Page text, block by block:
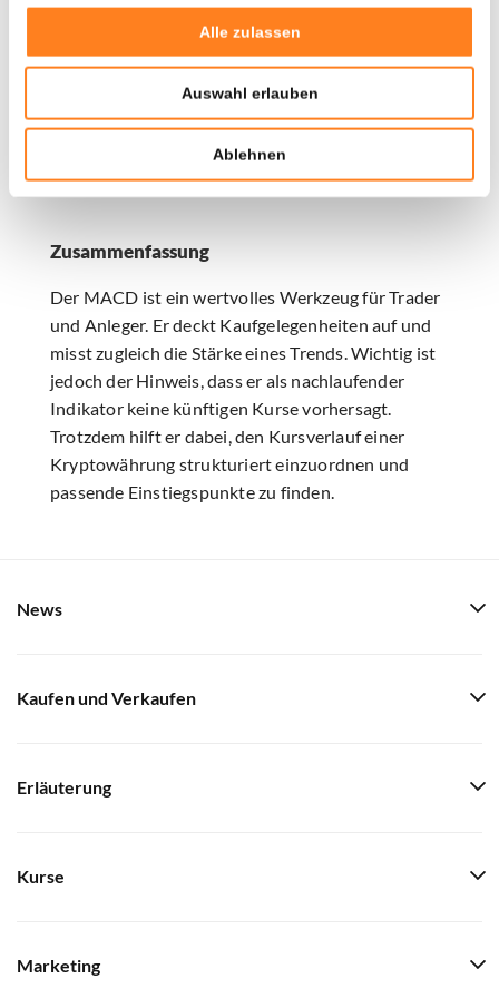
Alle zulassen
Auswahl erlauben
Ablehnen
bullische Tendenz, ein Wert darunter eine bärische.
Zusätzlich lassen sich Divergenzen erkennen. Eine
solche Divergenz entsteht, wenn der Kurs in die
eine Richtung läuft, der Indikator jedoch in die
andere. Häufig kündigt sich dadurch eine
Trendwende an.
Zusammenfassung
Der MACD ist ein wertvolles Werkzeug für Trader
und Anleger. Er deckt Kaufgelegenheiten auf und
misst zugleich die Stärke eines Trends. Wichtig ist
jedoch der Hinweis, dass er als nachlaufender
Indikator keine künftigen Kurse vorhersagt.
Trotzdem hilft er dabei, den Kursverlauf einer
Kryptowährung strukturiert einzuordnen und
passende Einstiegspunkte zu finden.
News
Kaufen und Verkaufen
Erläuterung
Kurse
Marketing